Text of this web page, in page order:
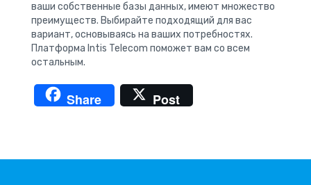
ваши собственные базы данных, имеют множество
преимуществ. Выбирайте подходящий для вас
вариант, основываясь на ваших потребностях.
Платформа Intis Telecom поможет вам со всем
остальным.
Share Post